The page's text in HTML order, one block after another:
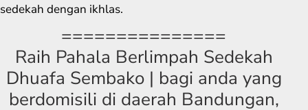
sedekah dengan ikhlas.
===============
Raih Pahala Berlimpah Sedekah
Dhuafa Sembako | bagi anda yang
berdomisili di daerah Bandungan,